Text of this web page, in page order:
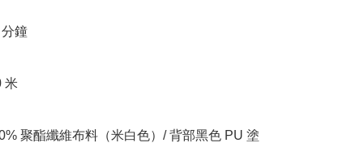
鐘
米
聚酯纖維布料（米白色）/ 背部黑色 PU 塗